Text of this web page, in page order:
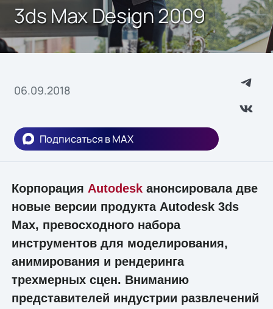
3ds Max Design 2009
06.09.2018
Подписаться в MAX
Корпорация Autodeskанонсировала две
новые версии продукта Autodesk 3ds
Max, превосходного набора
инструментов для моделирования,
анимирования и рендеринга
трехмерных сцен. Вниманию
представителей индустрии развлечений